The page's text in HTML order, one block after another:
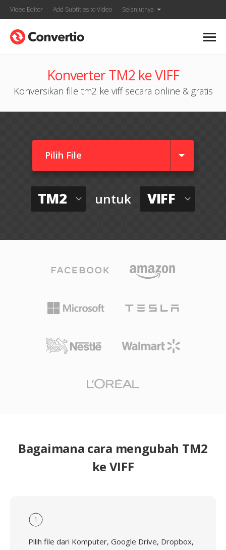
Video Editor Add Subtitles to Video Selanjutnya
Konverter TM2 ke VIFF
Konversikan file tm2 ke viff secara online & gratis
Pilih File
TM2 untuk VIFF
Bagaimana cara mengubah TM2
ke VIFF
1
Pilih file dari Komputer, Google Drive, Dropbox,